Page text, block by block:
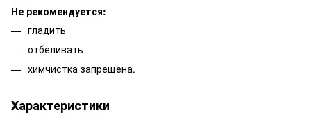
Не рекомендуется:
гладить
отбеливать
химчистка запрещена.
Характеристики